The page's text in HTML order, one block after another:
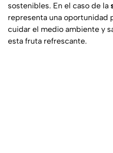
sostenibles. En el caso de la
representa una oportunidad
cuidar el medio ambiente y
esta fruta refrescante.